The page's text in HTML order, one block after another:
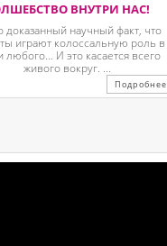
ВНУТРИ НАС!
доказанный научный факт, что
играют колоссальную роль в
любого… И это касается всего
живого вокруг. ...
Подробнее